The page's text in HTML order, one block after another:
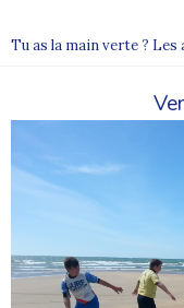
Tu as la main verte ?